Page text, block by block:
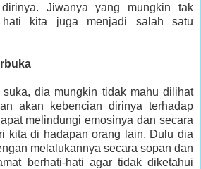
Jiwanya yang mungkin tak
hati kita juga menjadi salah satu
dia mungkin tidak mahu dilihat
akan kebencian dirinya terhadap
melindungi emosinya dan secara
kita di hadapan orang lain. Dulu dia
melalukannya secara sopan dan
berhati-hati agar tidak diketahui